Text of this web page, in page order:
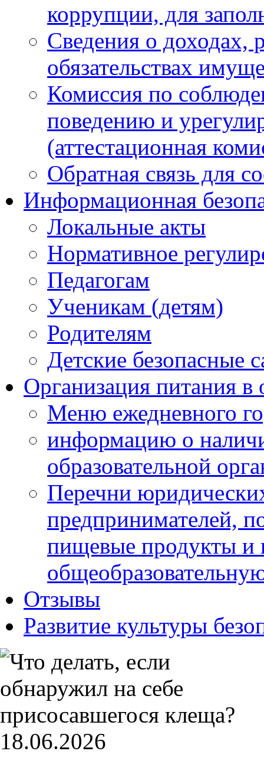
коррупции, для
Сведения о доходах,
обязательствах
Комиссия по
поведению и
(аттестационная
Обратная связь для
Информационная
Локальные акты
Нормативное
Педагогам
Ученикам (детям)
Родителям
Детские безопасные
Организация питания в
Меню ежедневного
информацию о
образовательной
Перечни
предпринимателей,
пищевые продукты и
Отзывы
Развитие культуры
18.06.2026